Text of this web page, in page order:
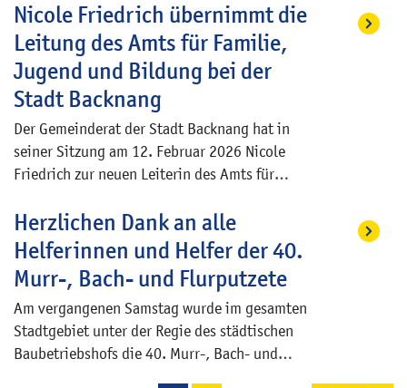
sowie im westlichen Bereich des Größewalds,
an der Verbindung in Richtung Rietenau mit der
Anlage von Amphibienlaichgewässern
begonnen.
Abstellmöglichkeiten am Bahnhof und auch
innerhalb der Innenstadt. Alle Fahrradboxen
sind vermietet und die Warteliste sehr lang.
Nicole Friedrich übernimmt die
Leitung des Amts für Familie,
Jugend und Bildung bei der
Stadt Backnang
Der Gemeinderat der Stadt Backnang hat in
seiner Sitzung am 12. Februar 2026 Nicole
Friedrich zur neuen Leiterin des Amts für
Diplom-Sozialpädagogin (FH) bringt
langjährige Führungserfahrung im
kommunalen Bereich mit und wird die Position
zum 1. Juli 2026 antreten.
Herzlichen Dank an alle
Helferinnen und Helfer der 40.
Murr-, Bach- und Flurputzete
Am vergangenen Samstag wurde im gesamten
Stadtgebiet unter der Regie des städtischen
Baubetriebshofs die 40. Murr-, Bach- und